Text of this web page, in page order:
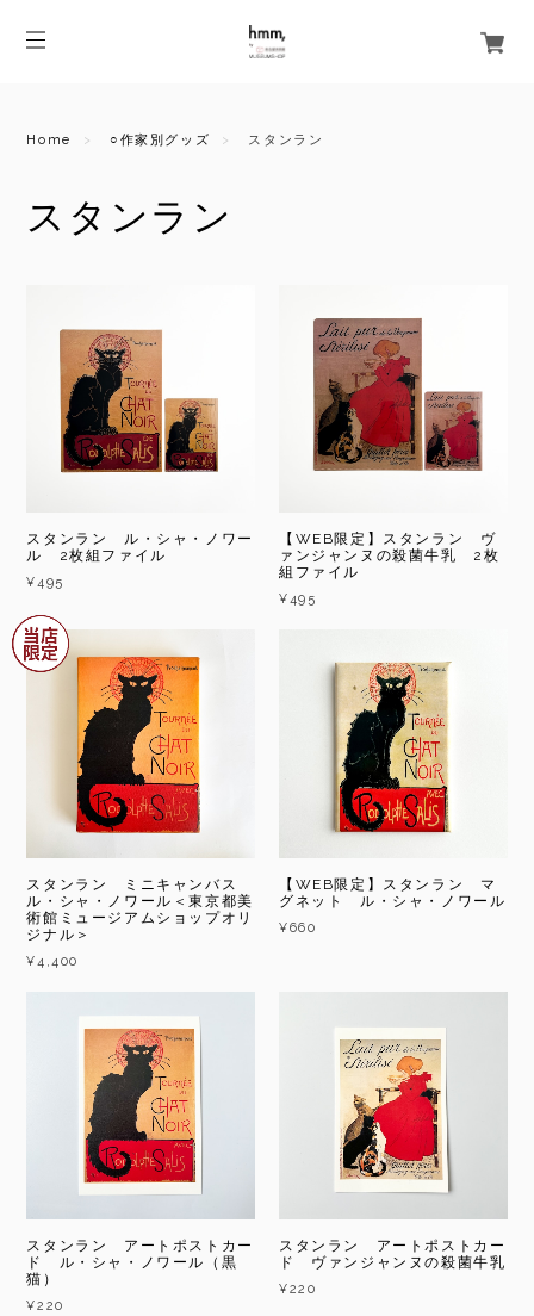
Home ○作家別グッズ スタンラン
スタンラン
スタンラン ル・シャ・ノワー
ル 2枚組ファイル
¥495
【WEB限定】スタンラン ヴ
ァンジャンヌの殺菌牛乳 2枚
組ファイル
¥495
スタンラン ミニキャンバス
ル・シャ・ノワール＜東京都美
術館ミュージアムショップオリ
ジナル＞
¥4,400
【WEB限定】スタンラン マ
グネット ル・シャ・ノワール
¥660
スタンラン アートポストカー
ド ル・シャ・ノワール（黒
猫）
¥220
スタンラン アートポストカー
ド ヴァンジャンヌの殺菌牛乳
¥220